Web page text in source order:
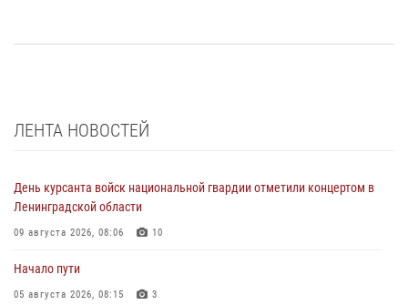
ЛЕНТА НОВОСТЕЙ
День курсанта войск национальной гвардии отметили концертом в
Ленинградской области
09 августа 2026, 08:06 10
Начало пути
05 августа 2026, 08:15 3